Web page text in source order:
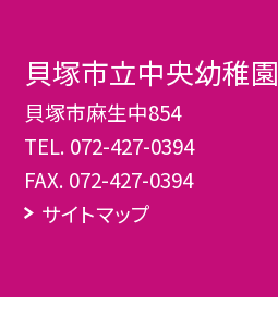
貝塚市立中央幼稚園
貝塚市麻生中854
TEL. 072-427-0394
FAX. 072-427-0394
サイトマップ